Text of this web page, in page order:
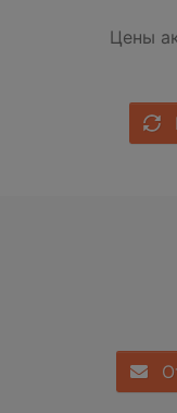
Цены